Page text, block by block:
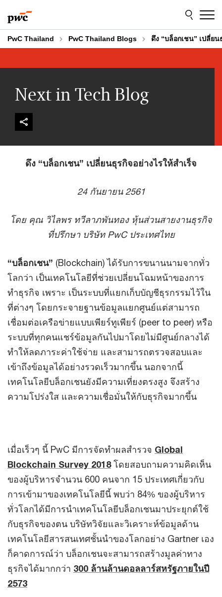
to
content
to
footer
PwC Thailand PwC Thailand Blogs ดึง “บล็อกเชน” เปลี่ยน
Next in Tech Blog
ดึง “บล็อกเชน” เปลี่ยนธุรกิจอย่างไรให้สำเร็จ
24 กันยายน 2561
โดย คุณ วิไลพร ทวีลาภพันทอง หุ้นส่วนสายงานธุรกิจ
ที่ปรึกษา บริษัท PwC ประเทศไทย
“บล็อกเชน” (Blockchain) ได้รับการขนานนามจากทั่ว
โลกว่า เป็นเทคโนโลยีที่ช่วยเปลี่ยนโฉมหน้าของการ
ทำธุรกิจ เพราะ เป็นระบบที่แยกเก็บบัญชีธุรกรรมไว้ใน
ที่ต่างๆ โดยกระจายฐานข้อมูลแยกศูนย์แต่สามารถ
เชื่อมต่อเครือข่ายแบบเพียร์ทูเพียร์ (peer to peer) หรือ
ระบบที่ทุกคนแชร์ข้อมูลกันไปมาโดยไม่มีศูนย์กลางได้
ทำให้ลดภาระค่าใช้จ่าย และสามารถตรวจสอบและ
เข้าถึงข้อมูลได้อย่างรวดเร็วมากขึ้น นอกจากนี้
เทคโนโลยีบล็อกเชนยังมีความเที่ยงตรงสูง จึงสร้าง
ความโปร่งใส และความเชื่อมั่นให้กับธุรกิจมากขึ้น
เมื่อเร็วๆ นี้ PwC มีการจัดทำผลสำรวจ Global
Blockchain Survey 2018โดยสอบถามความคิดเห็น
ของผู้บริหารจำนวน 600 คนจาก 15 ประเทศเกี่ยวกับ
การเข้ามาของเทคโนโลยีนี้ พบว่า 84% ของผู้บริหาร
ทั่วโลกได้มีการนำเทคโนโลยีบล็อกเชนมาประยุกต์ใช้
กับธุรกิจของตน บริษัทวิจัยและวิเคราะห์ข้อมูลด้าน
เทคโนโลยีสารสนเทศชั้นนำของโลกอย่าง Gartner เอง
ก็คาดการณ์ว่า บล็อกเชนจะสามารถสร้างมูลค่าทาง
ธุรกิจได้มากกว่า 300 ล้านล้านดอลลาร์สหรัฐภายในปี
2573